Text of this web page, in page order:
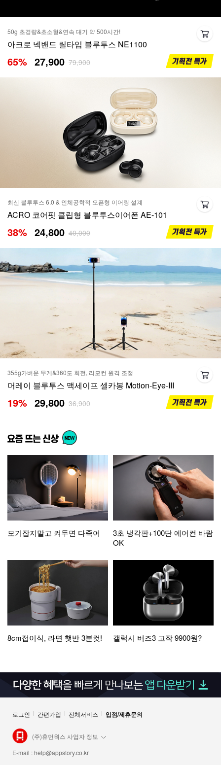
50g 초경량&초소형&연속 대기 약 500시간!
아크로 넥밴드 릴타입 블루투스 NE1100
65% 27,900 79,900
최신 블루투스 6.0 & 인체공학적 오픈형 이어링 설계
ACRO 코어핏 클립형 블루투스이어폰 AE-101
38% 24,800 40,000
355g가벼운 무게&360도 회전, 리모컨 원격 조정
머레이 블루투스 맥세이프 셀카봉 Motion-Eye-III
19% 29,800 36,900
모기잡지말고 켜두면 다죽어
3초 냉각판+100단 에어컨 바람
OK
8cm접이식, 라면 햇반 3분컷! 갤럭시 버즈3 고작 9900원?
로그인 간편가입 전체서비스 입점/제휴문의
(주)휴먼웍스 사업자 정보
E-mail :help@appstory.co.kr